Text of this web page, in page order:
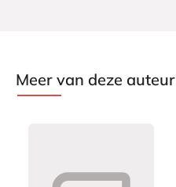
Meer van deze auteur